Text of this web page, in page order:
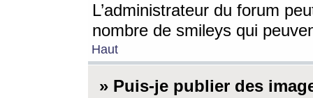
L’administrateur du forum
nombre de smileys qui
Haut
» Puis-je publier des